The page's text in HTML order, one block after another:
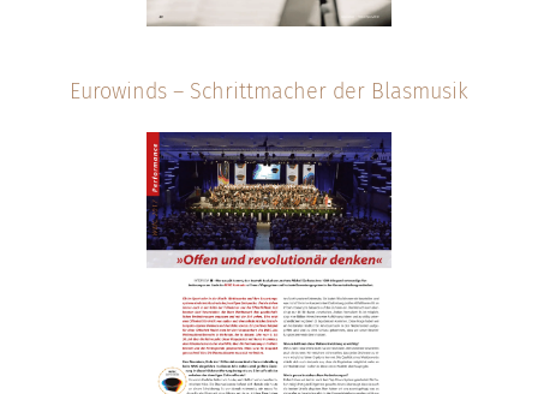
Eurowinds – Schrittmacher der Blasmusik